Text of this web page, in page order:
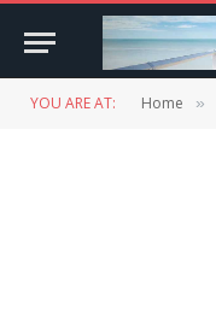
YOU ARE AT: Home »